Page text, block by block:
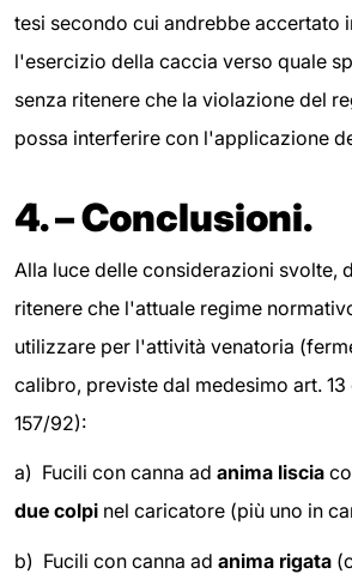
tesi secondo cui andrebbe accertato
l'esercizio della caccia verso quale
senza ritenere che la violazione del
possa interferire con l'applicazione
4. – Conclusioni.
Alla luce delle considerazioni svolte,
ritenere che l'attuale regime
utilizzare per l'attività venatoria
calibro, previste dal medesimo art.
157/92):
a) Fucili con canna ad anima liscia
due colpi nel caricatore (più uno in
b) Fucili con canna ad anima rigata